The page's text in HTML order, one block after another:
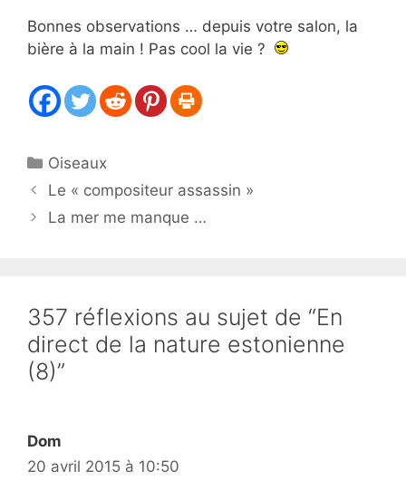
Bonnes observations … depuis votre salon, la
bière à la main ! Pas cool la vie ?
Catégories
Oiseaux
Le « compositeur assassin »
La mer me manque …
357 réflexions au sujet de “En
direct de la nature estonienne
(8)”
Dom
20 avril 2015 à 10:50